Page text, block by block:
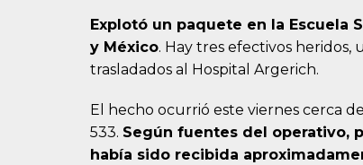
Explotó un paquete en la Escuela
y México. Hay tres efectivos
trasladados al Hospital Argerich.
El hecho ocurrió este viernes cerca
533. Según fuentes del operativo,
había sido recibida